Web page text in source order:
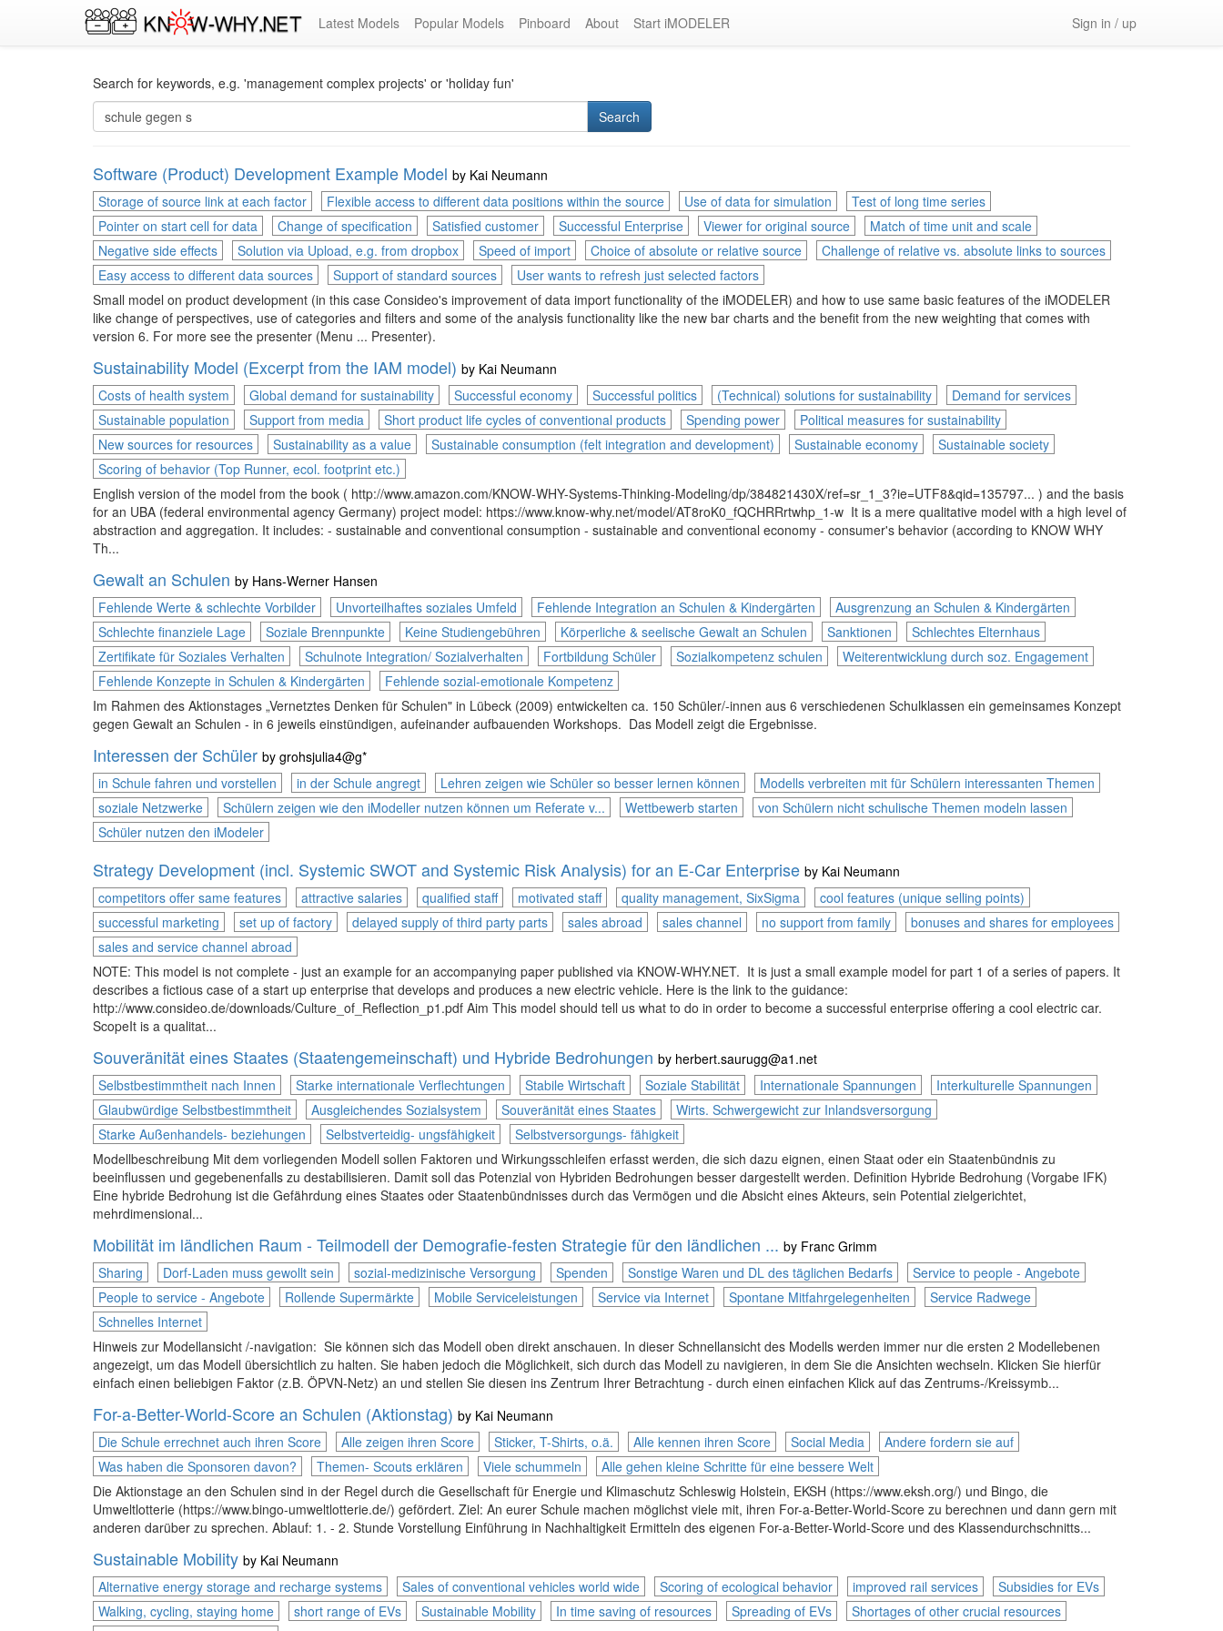
Latest Models Popular Models Pinboard About Start iMODELER Sign in / up
Search for keywords, e.g. 'management complex projects' or 'holiday fun'
Search
Software (Product) Development Example Model by Kai Neumann
Storage of source link at each factor
Flexible access to different data positions within the source Use of data for simulation
Test of long time series
Pointer on start cell for data
Change of specification Satisfied customer Successful Enterprise Viewer for original source
Match of time unit and scale
Negative side effects
Solution via Upload, e.g. from dropbox Speed of import Choice of absolute or relative source
Challenge of relative vs. absolute links to sources
Easy access to different data sources
Support of standard sources
User wants to refresh just selected factors
Small model on product development (in this case Consideo's improvement of data import functionality of the iMODELER) and how to use same basic features of the iMODELER
like change of perspectives, use of categories and filters and some of the analysis functionality like the new bar charts and the benefit from the new weighting that comes with
version 6. For more see the presenter (Menu ... Presenter).
Sustainability Model (Excerpt from the IAM model) by Kai Neumann
Costs of health system
Global demand for sustainability Successful economy Successful politics (Technical) solutions for sustainability
Demand for services
Sustainable population
Support from media Short product life cycles of conventional products Spending power
Political measures for sustainability
New sources for resources
Sustainability as a value Sustainable consumption (felt integration and development) Sustainable economy
Sustainable society
Scoring of behavior (Top Runner, ecol. footprint etc.)
English version of the model from the book ( http://www.amazon.com/KNOW-WHY-Systems-Thinking-Modeling/dp/384821430X/ref=sr_1_3?ie=UTF8&qid=135797... ) and the basis
for an UBA (federal environmental agency Germany) project model: https://www.know-why.net/model/AT8roK0_fQCHRRrtwhp_1-w It is a mere qualitative model with a high level of
abstraction and aggregation. It includes: - sustainable and conventional consumption - sustainable and conventional economy - consumer's behavior (according to KNOW WHY
Th...
Gewalt an Schulen by Hans-Werner Hansen
Fehlende Werte & schlechte Vorbilder
Unvorteilhaftes soziales Umfeld Fehlende Integration an Schulen & Kindergärten
Ausgrenzung an Schulen & Kindergärten
Schlechte finanziele Lage
Soziale Brennpunkte Keine Studiengebühren Körperliche & seelische Gewalt an Schulen Sanktionen
Schlechtes Elternhaus
Zertifikate für Soziales Verhalten
Schulnote Integration/ Sozialverhalten Fortbildung Schüler Sozialkompetenz schulen
Weiterentwicklung durch soz. Engagement
Fehlende Konzepte in Schulen & Kindergärten
Fehlende sozial-emotionale Kompetenz
Im Rahmen des Aktionstages „Vernetztes Denken für Schulen" in Lübeck (2009) entwickelten ca. 150 Schüler/-innen aus 6 verschiedenen Schulklassen ein gemeinsames Konzept
gegen Gewalt an Schulen - in 6 jeweils einstündigen, aufeinander aufbauenden Workshops. Das Modell zeigt die Ergebnisse.
Interessen der Schüler by grohsjulia4@g*
in Schule fahren und vorstellen
in der Schule angregt Lehren zeigen wie Schüler so besser lernen können
Modells verbreiten mit für Schülern interessanten Themen
soziale Netzwerke
Schülern zeigen wie den iModeller nutzen können um Referate v... Wettbewerb starten
von Schülern nicht schulische Themen modeln lassen
Schüler nutzen den iModeler
Strategy Development (incl. Systemic SWOT and Systemic Risk Analysis) for an E-Car Enterprise by Kai Neumann
competitors offer same features
attractive salaries qualified staff motivated staff quality management, SixSigma
cool features (unique selling points)
successful marketing
set up of factory delayed supply of third party parts sales abroad sales channel no support from family
bonuses and shares for employees
sales and service channel abroad
NOTE: This model is not complete - just an example for an accompanying paper published via KNOW-WHY.NET. It is just a small example model for part 1 of a series of papers. It
describes a fictious case of a start up enterprise that develops and produces a new electric vehicle. Here is the link to the guidance:
http://www.consideo.de/downloads/Culture_of_Reflection_p1.pdf Aim This model should tell us what to do in order to become a successful enterprise offering a cool electric car.
ScopeIt is a qualitat...
Souveränität eines Staates (Staatengemeinschaft) und Hybride Bedrohungen by herbert.saurugg@a1.net
Selbstbestimmtheit nach Innen
Starke internationale Verflechtungen Stabile Wirtschaft Soziale Stabilität Internationale Spannungen
Interkulturelle Spannungen
Glaubwürdige Selbstbestimmtheit
Ausgleichendes Sozialsystem Souveränität eines Staates
Wirts. Schwergewicht zur Inlandsversorgung
Starke Außenhandels- beziehungen
Selbstverteidig- ungsfähigkeit
Selbstversorgungs- fähigkeit
Modellbeschreibung Mit dem vorliegenden Modell sollen Faktoren und Wirkungsschleifen erfasst werden, die sich dazu eignen, einen Staat oder ein Staatenbündnis zu
beeinflussen und gegebenenfalls zu destabilisieren. Damit soll das Potenzial von Hybriden Bedrohungen besser dargestellt werden. Definition Hybride Bedrohung (Vorgabe IFK)
Eine hybride Bedrohung ist die Gefährdung eines Staates oder Staatenbündnisses durch das Vermögen und die Absicht eines Akteurs, sein Potential zielgerichtet,
mehrdimensional...
Mobilität im ländlichen Raum - Teilmodell der Demografie-festen Strategie für den ländlichen ... by Franc Grimm
Sharing
Dorf-Laden muss gewollt sein sozial-medizinische Versorgung Spenden Sonstige Waren und DL des täglichen Bedarfs
Service to people - Angebote
People to service - Angebote
Rollende Supermärkte Mobile Serviceleistungen Service via Internet Spontane Mitfahrgelegenheiten
Service Radwege
Schnelles Internet
Hinweis zur Modellansicht /-navigation: Sie können sich das Modell oben direkt anschauen. In dieser Schnellansicht des Modells werden immer nur die ersten 2 Modellebenen
angezeigt, um das Modell übersichtlich zu halten. Sie haben jedoch die Möglichkeit, sich durch das Modell zu navigieren, in dem Sie die Ansichten wechseln. Klicken Sie hierfür
einfach einen beliebigen Faktor (z.B. ÖPVN-Netz) an und stellen Sie diesen ins Zentrum Ihrer Betrachtung - durch einen einfachen Klick auf das Zentrums-/Kreissymb...
For-a-Better-World-Score an Schulen (Aktionstag) by Kai Neumann
Die Schule errechnet auch ihren Score
Alle zeigen ihren Score Sticker, T-Shirts, o.ä. Alle kennen ihren Score Social Media
Andere fordern sie auf
Was haben die Sponsoren davon?
Themen- Scouts erklären Viele schummeln
Alle gehen kleine Schritte für eine bessere Welt
Die Aktionstage an den Schulen sind in der Regel durch die Gesellschaft für Energie und Klimaschutz Schleswig Holstein, EKSH (https://www.eksh.org/) und Bingo, die
Umweltlotterie (https://www.bingo-umweltlotterie.de/) gefördert. Ziel: An eurer Schule machen möglichst viele mit, ihren For-a-Better-World-Score zu berechnen und dann gern mit
anderen darüber zu sprechen. Ablauf: 1. - 2. Stunde Vorstellung Einführung in Nachhaltigkeit Ermitteln des eigenen For-a-Better-World-Score und des Klassendurchschnitts...
Sustainable Mobility by Kai Neumann
Alternative energy storage and recharge systems
Sales of conventional vehicles world wide Scoring of ecological behavior improved rail services
Subsidies for EVs
Walking, cycling, staying home
short range of EVs Sustainable Mobility In time saving of resources Spreading of EVs
Shortages of other crucial resources